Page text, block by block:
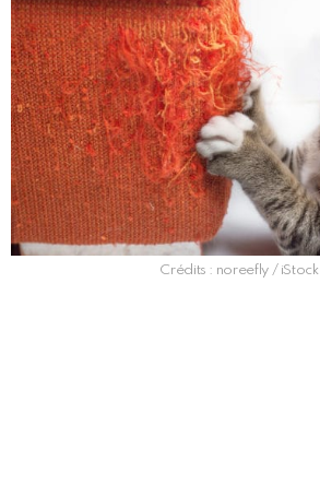
Crédits : noreefly / iStock